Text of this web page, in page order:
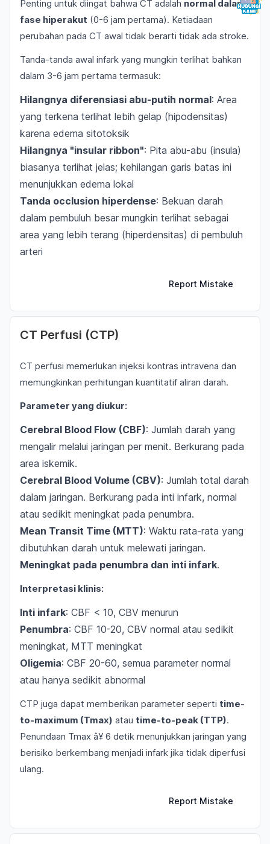
Penting untuk diingat bahwa CT adalah normal dalam
fase hiperakut (0-6 jam pertama). Ketiadaan
perubahan pada CT awal tidak berarti tidak ada stroke.
Tanda-tanda awal infark yang mungkin terlihat bahkan
dalam 3-6 jam pertama termasuk:
Hilangnya diferensiasi abu-putih normal: Area
yang terkena terlihat lebih gelap (hipodensitas)
karena edema sitotoksik
Hilangnya "insular ribbon": Pita abu-abu (insula)
biasanya terlihat jelas; kehilangan garis batas ini
menunjukkan edema lokal
Tanda occlusion hiperdense: Bekuan darah
dalam pembuluh besar mungkin terlihat sebagai
area yang lebih terang (hiperdensitas) di pembuluh
arteri
Report Mistake
CT Perfusi (CTP)
CT perfusi memerlukan injeksi kontras intravena dan
memungkinkan perhitungan kuantitatif aliran darah.
Parameter yang diukur:
Cerebral Blood Flow (CBF): Jumlah darah yang
mengalir melalui jaringan per menit. Berkurang pada
area iskemik.
Cerebral Blood Volume (CBV): Jumlah total darah
dalam jaringan. Berkurang pada inti infark, normal
atau sedikit meningkat pada penumbra.
Mean Transit Time (MTT): Waktu rata-rata yang
dibutuhkan darah untuk melewati jaringan.
Meningkat pada penumbra dan inti infark.
Interpretasi klinis:
Inti infark: CBF < 10, CBV menurun
Penumbra: CBF 10-20, CBV normal atau sedikit
meningkat, MTT meningkat
Oligemia: CBF 20-60, semua parameter normal
atau hanya sedikit abnormal
CTP juga dapat memberikan parameter seperti time-
to-maximum (Tmax) atau time-to-peak (TTP).
Penundaan Tmax â¥ 6 detik menunjukkan jaringan yang
berisiko berkembang menjadi infark jika tidak diperfusi
ulang.
Report Mistake